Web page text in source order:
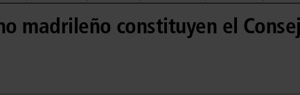
madrileño constituyen el